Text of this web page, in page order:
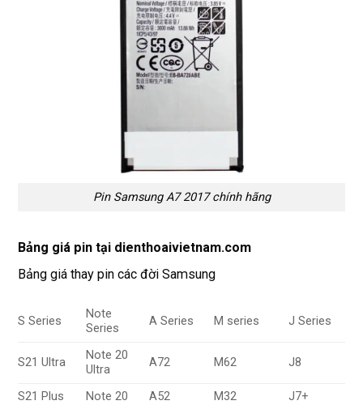
Pin Samsung A7 2017 chính hãng
Bảng giá pin tại dienthoaivietnam.com
Bảng giá thay pin các đời Samsung
S Series
Note
Series
A Series M series J Series
S21 Ultra
Note 20
Ultra
A72 M62 J8
S21 Plus Note 20 A52 M32 J7+